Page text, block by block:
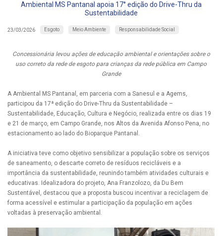
Ambiental MS Pantanal apoia 17° edição do Drive-Thru da
Sustentabilidade
23/03/2026 Esgoto Meio Ambiente Responsabilidade Social
Concessionária levou ações de educação ambiental e orientações sobre o
uso correto da rede de esgoto para crianças da rede pública em Campo
Grande
A Ambiental MS Pantanal, em parceria com a Sanesul e a Agems,
participou da 17ª edição do Drive-Thru da Sustentabilidade –
Sustentabilidade, Educação, Cultura e Negócio, realizada entre os dias 19
e 21 de março, em Campo Grande, nos Altos da Avenida Afonso Pena, no
estacionamento ao lado do Bioparque Pantanal.
A iniciativa teve como objetivo sensibilizar a população sobre os serviços
de saneamento, o descarte correto de resíduos recicláveis e a
importância da sustentabilidade, reunindo também atividades culturais e
educativas. Idealizadora do projeto, Ana Franzolozo, da Du Bem
Sustentável, destacou que a proposta buscou incentivar a reciclagem de
forma acessível e estimular a participação da população em ações
voltadas à preservação ambiental.